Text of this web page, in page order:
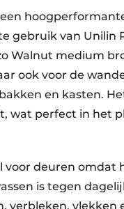
gebruik van Unilin
Walnut medium
ook voor de
en kasten.
wat perfect in het
voor deuren
is tegen
verbleken,